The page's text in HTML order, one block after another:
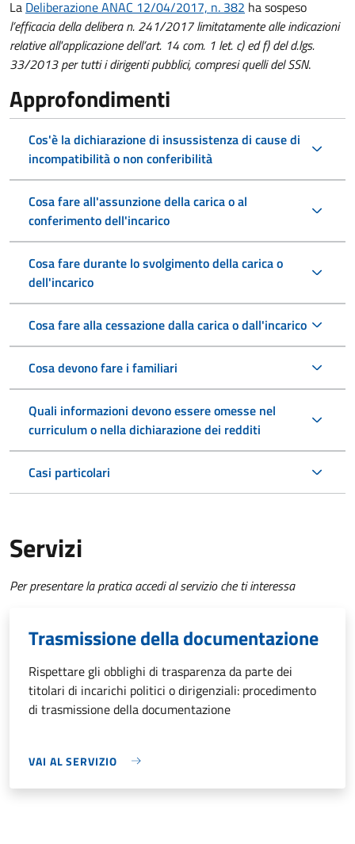
La Deliberazione ANAC 12/04/2017, n. 382 ha sospeso
l’efficacia della delibera n. 241/2017 limitatamente alle indicazioni
relative all'applicazione dell’art. 14 com. 1 let. c) ed f) del d.lgs.
33/2013 per tutti i dirigenti pubblici, compresi quelli del SSN.
Approfondimenti
Cos'è la dichiarazione di insussistenza di cause di
incompatibilità o non conferibilità
Cosa fare all'assunzione della carica o al
conferimento dell'incarico
Cosa fare durante lo svolgimento della carica o
dell'incarico
Cosa fare alla cessazione dalla carica o dall'incarico
Cosa devono fare i familiari
Quali informazioni devono essere omesse nel
curriculum o nella dichiarazione dei redditi
Casi particolari
Servizi
Per presentare la pratica accedi al servizio che ti interessa
Trasmissione della documentazione
Rispettare gli obblighi di trasparenza da parte dei
titolari di incarichi politici o dirigenziali: procedimento
di trasmissione della documentazione
VAI AL SERVIZIO